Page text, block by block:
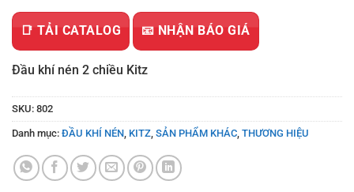
📑 TẢI CATALOG 📧 NHẬN BÁO GIÁ
Đầu khí nén 2 chiều Kitz
SKU: 802
Danh mục: ĐẦU KHÍ NÉN KITZ SẢN PHẨM KHÁC THƯƠNG HIỆU